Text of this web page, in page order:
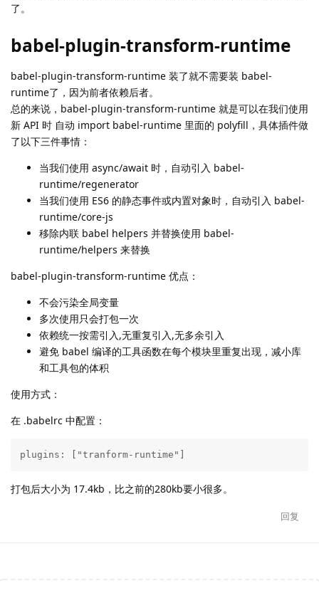
了。
babel-plugin-transform-runtime
babel-plugin-transform-runtime 装了就不需要装 babel-
runtime了，因为前者依赖后者。
总的来说，babel-plugin-transform-runtime 就是可以在我们使用
新 API 时 自动 import babel-runtime 里面的 polyfill，具体插件做
了以下三件事情：
当我们使用 async/await 时，自动引入 babel-
runtime/regenerator
当我们使用 ES6 的静态事件或内置对象时，自动引入 babel-
runtime/core-js
移除内联 babel helpers 并替换使用 babel-
runtime/helpers 来替换
babel-plugin-transform-runtime 优点：
不会污染全局变量
多次使用只会打包一次
依赖统一按需引入,无重复引入,无多余引入
避免 babel 编译的工具函数在每个模块里重复出现，减小库
和工具包的体积
使用方式：
在 .babelrc 中配置：
plugins: ["tranform-runtime"]
打包后大小为 17.4kb，比之前的280kb要小很多。
回复